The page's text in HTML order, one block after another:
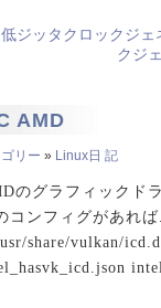
ジッタクロックジ
クジ
AMD
リー » Linux日 記
のグラフィックド
コンフィグがあれ
share/vulkan/